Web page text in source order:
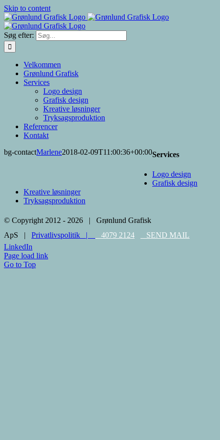
Skip to content
Søg efter:
Velkommen
Grønlund Grafisk
Services
Logo design
Grafisk design
Kreative løsninger
Tryksagsproduktion
Referencer
Kontakt
bg-contactMarlene2018-02-09T11:00:36+00:00Services
Logo design
Grafisk design
Kreative løsninger
Tryksagsproduktion
© Copyright 2012 - 2026 | Grønlund Grafisk
ApS | Privatlivspolitik | 4079 2124
SEND MAIL
LinkedIn
Page load link
Go to Top